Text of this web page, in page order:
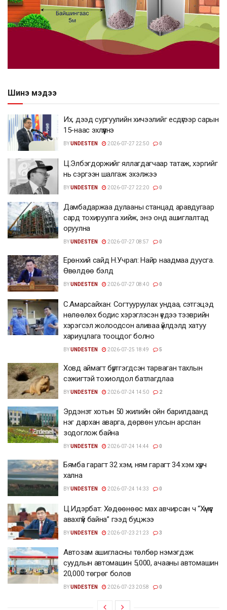
Шинэ мэдээ
Их, дээд сургуулийн хичээлийг есдүгээр сарын
15-наас эхлүүлнэ
BYUNDESTEN 2026-07-27 22:50 0
Ц.Элбэгдоржийг яллагдагчаар татаж, хэргийг
нь сэргээн шалгаж эхэлжээ
BYUNDESTEN 2026-07-27 22:20 0
Дамбадаржаа дулааны станцад аравдугаар
сард тохируулга хийж, энэ онд ашиглалтад
оруулна
BYUNDESTEN 2026-07-27 08:57 0
Ерөнхий сайд Н.Учрал: Найр наадмаа дуусга.
Өвөлдөө бэлд
BYUNDESTEN 2026-07-27 08:40 0
С.Амарсайхан: Согтууруулах ундаа, сэтгэцэд
нөлөөлөх бодис хэрэглэсэн үедээ тээврийн
хэрэгсэл жолоодсон аливаа үйлдэлд хатуу
хариуцлага тооцдог болно
BYUNDESTEN 2026-07-25 18:49 5
Ховд аймагт бүртгэгдсэн тарваган тахлын
сэжигтэй тохиолдол батлагдлаа
BYUNDESTEN 2026-07-24 14:50 2
Эрдэнэт хотын 50 жилийн ойн барилдаанд
нэг дархан аварга, дөрвөн улсын арслан
зодоглож байна
BYUNDESTEN 2026-07-24 14:44 0
Бямба гарагт 32 хэм, ням гарагт 34 хэм хүрч
хална
BYUNDESTEN 2026-07-24 14:33 0
Ц.Идэрбат: Хөдөөнөөс мах авчирсан ч “Хүмүүс
авахгүй байна” гээд буцжээ
BYUNDESTEN 2026-07-23 21:23 3
Автозам ашигласны төлбөр нэмэгдэж
суудлын автомашин 5,000, ачааны автомашин
20,000 төгрөг болов
BYUNDESTEN 2026-07-23 20:58 0